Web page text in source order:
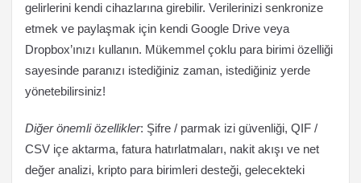
gelirlerini kendi cihazlarına girebilir. Verilerinizi senkronize
etmek ve paylaşmak için kendi Google Drive veya
Dropbox’ınızı kullanın. Mükemmel çoklu para birimi özelliği
sayesinde paranızı istediğiniz zaman, istediğiniz yerde
yönetebilirsiniz!
Diğer önemli özellikler: Şifre / parmak izi güvenliği, QIF /
CSV içe aktarma, fatura hatırlatmaları, nakit akışı ve net
değer analizi, kripto para birimleri desteği, gelecekteki